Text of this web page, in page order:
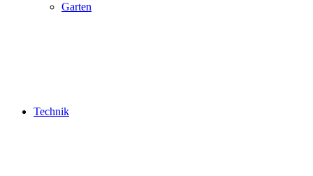
Garten
Technik